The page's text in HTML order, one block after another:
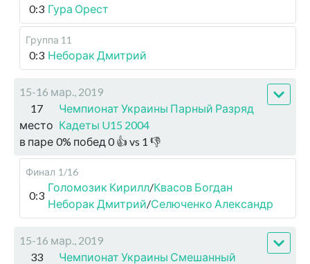
0:3 Гура Орест
Группа 11
0:3 Неборак Дмитрий
15-16 мар., 2019
17
место
Чемпионат Украины Парный Разряд
Кадеты U15 2004
в паре 0% побед 0👍 vs 1 👎
Финал 1/16
0:3
Голомозик Кирилл/Квасов Богдан
Неборак Дмитрий/Селюченко Александр
15-16 мар., 2019
33
Чемпионат Украины Смешанный